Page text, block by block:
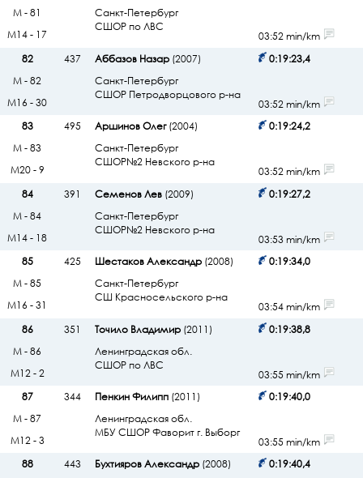
Санкт-Петербург
СШОР по ЛВС
М - 81
М14 - 17
03:52 min/km
82
437 Аббазов Назар(2007)
Санкт-Петербург
СШОР Петродворцового р-на
0:19:23,4
М - 82
М16 - 30
03:52 min/km
83
495 Аршинов Олег(2004)
Санкт-Петербург
СШОР№2 Невского р-на
0:19:24,2
М - 83
М20 - 9
03:52 min/km
84
391 Семенов Лев(2009)
Санкт-Петербург
СШОР№2 Невского р-на
0:19:27,2
М - 84
М14 - 18
03:53 min/km
85
425 Шестаков Александр(2008)
Санкт-Петербург
СШ Красносельского р-на
0:19:34,0
М - 85
М16 - 31
03:54 min/km
86
351 Точило Владимир(2011)
Ленинградская обл.
СШОР по ЛВС
0:19:38,8
М - 86
М12 - 2
03:55 min/km
87
344 Пенкин Филипп(2011)
Ленинградская обл.
МБУ СШОР Фаворит г. Выборг
0:19:40,0
М - 87
М12 - 3
03:55 min/km
88
443 Бухтияров Александр(2008)
0:19:40,4